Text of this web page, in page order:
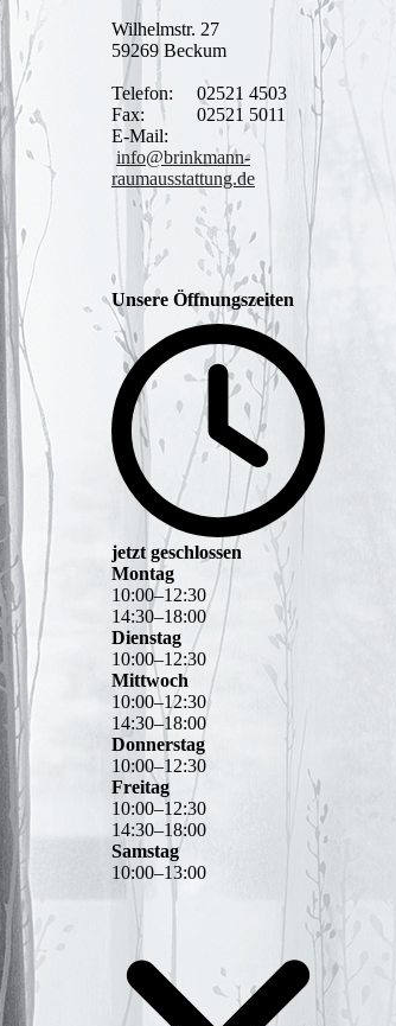
Wilhelmstr. 27
59269 Beckum
Telefon: 02521 4503
Fax: 02521 5011
E-Mail:
info@brinkmann-
raumausstattung.de
Unsere Öffnungszeiten
jetzt geschlossen
Montag
10:00–12:30
14:30–18:00
Dienstag
10:00–12:30
Mittwoch
10:00–12:30
14:30–18:00
Donnerstag
10:00–12:30
Freitag
10:00–12:30
14:30–18:00
Samstag
10:00–13:00